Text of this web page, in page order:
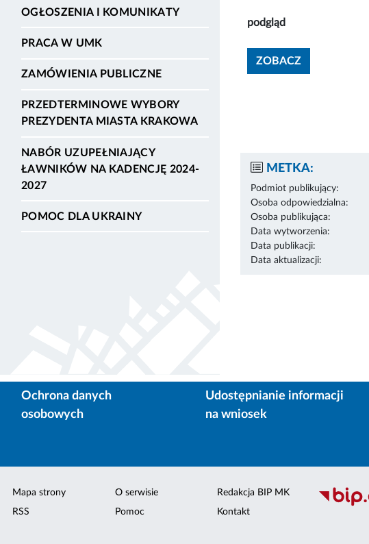
OGŁOSZENIA I KOMUNIKATY
PRACA W UMK
ZAMÓWIENIA PUBLICZNE
PRZEDTERMINOWE WYBORY
PREZYDENTA MIASTA KRAKOWA
NABÓR UZUPEŁNIAJĄCY
ŁAWNIKÓW NA KADENCJĘ 2024-
2027
POMOC DLA UKRAINY
podgląd
ZOBACZZOBACZ
METKA:
Podmiot publikujący:
Osoba odpowiedzialna:
Osoba publikująca:
Data wytworzenia:
Data publikacji:
Data aktualizacji:
Ochrona danych
osobowych
Udostępnianie informacji
na wniosek
Mapa strony
RSS
O serwisie
Pomoc
Redakcja BIP MK
Kontakt